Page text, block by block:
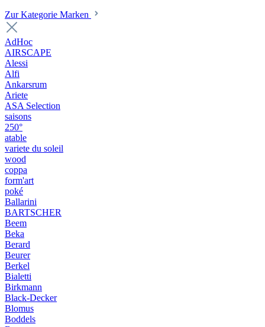
Zur Kategorie Marken
AdHoc
AIRSCAPE
Alessi
Alfi
Ankarsrum
Ariete
ASA Selection
saisons
250°
atable
variete du soleil
wood
coppa
form'art
poké
Ballarini
BARTSCHER
Beem
Beka
Berard
Beurer
Berkel
Bialetti
Birkmann
Black-Decker
Blomus
Boddels